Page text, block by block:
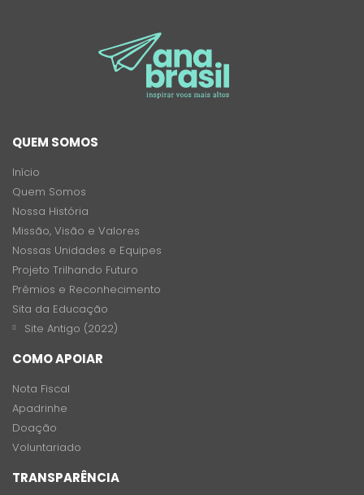
QUEM SOMOS
Início
Quem Somos
Nossa História
Missão, Visão e Valores
Nossas Unidades e Equipes
Projeto Trilhando Futuro
Prêmios e Reconhecimento
Sita da Educação
Site Antigo (2022)
COMO APOIAR
Nota Fiscal
Apadrinhe
Doação
Voluntariado
TRANSPARÊNCIA